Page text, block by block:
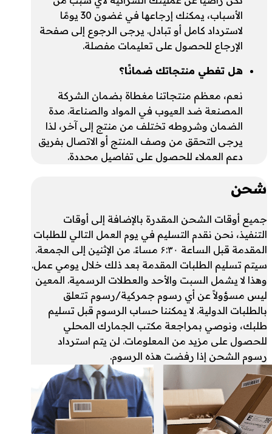
الأسباب، يمكنك إرجاعها في غضون 30 يومًا
لاسترداد كامل أو تبادل. يرجى الرجوع إلى صفحة
الإرجاع للحصول على تعليمات مفصلة.
هل تغطي منتجاتك ضمانًا؟
نعم، معظم منتجاتنا مغطاة بضمان الشركة
المصنعة ضد العيوب في المواد والصناعة. مدة
الضمان وشروطه تختلف من منتج إلى آخر، لذا
يرجى التحقق من وصف المنتج أو الاتصال بفريق
دعم العملاء للحصول على تفاصيل محددة.
شحن
جميع أوقات الشحن المقدرة بالإضافة إلى أوقات
التنفيذ، نحن نقدم التسليم في يوم العمل التالي للطلبات
المقدمة قبل الساعة ۶:۳۰ مساءً. من الإثنين إلى الجمعة.
سيتم تسليم الطلبات المقدمة بعد ذلك خلال يومي عمل.
وهذا لا يشمل السبت والأحد والعطلات الرسمية. المعين
ليس مسؤولاً عن أي رسوم جمركية/رسوم تتعلق
بالطلبات الدولية. لا يمكننا حساب الرسوم قبل تسليم
طلبك، ونوصي بمراجعة مكتب الجمارك المحلي
للحصول على مزيد من المعلومات. لن يتم استرداد
رسوم الشحن إذا رفضت هذه الرسوم.